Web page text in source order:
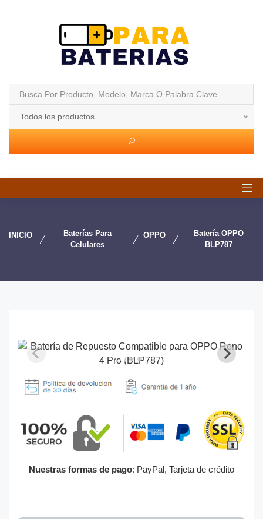
Todos los productos
INICIO
Baterías Para
Celulares
OPPO
Batería OPPO
BLP787
Nuestras formas de pago: PayPal, Tarjeta de crédito